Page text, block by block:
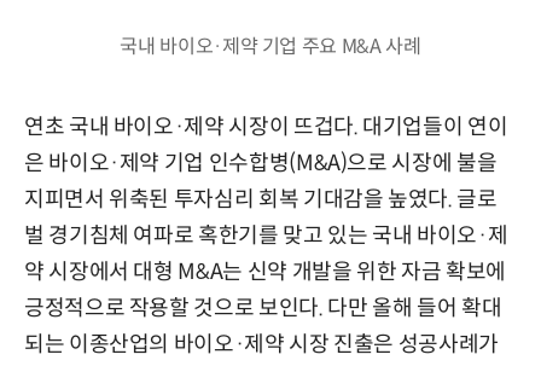
국내 바이오·제약 기업 주요 M&A 사례
연초 국내 바이오·제약 시장이 뜨겁다. 대기업들이 연이
은 바이오·제약 기업 인수합병(M&A)으로 시장에 불을
지피면서 위축된 투자심리 회복 기대감을 높였다. 글로
벌 경기침체 여파로 혹한기를 맞고 있는 국내 바이오·제
약 시장에서 대형 M&A는 신약 개발을 위한 자금 확보에
긍정적으로 작용할 것으로 보인다. 다만 올해 들어 확대
되는 이종산업의 바이오·제약 시장 진출은 성공사례가